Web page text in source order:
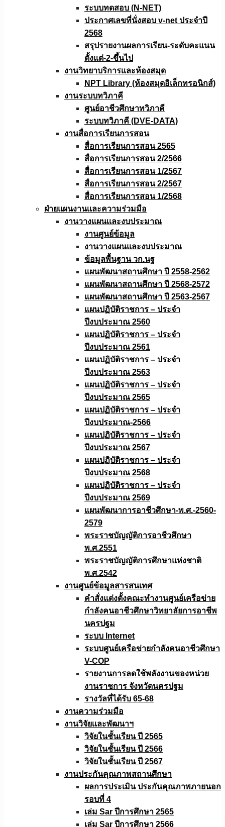
ระบบทดสอบ (N-NET)
ประกาศเลขที่นั่งสอบ v-net ประจำปี
2568
สรุปรายงานผลการเรียน-ระดับคะแนน
ตั้งแต่-2-ขึ้นไป
งานวิทยาบริการเเละห้องสมุด
NPT Library (ห้องสมุดอิเล็กทรอนิกส์)
งานระบบทวิภาคี
ศูนย์อาชีวศึกษาทวิภาคี
ระบบทวิภาคี (DVE-DATA)
งานสื่อการเรียนการสอน
สื่อการเรียนการสอน 2565
สื่อการเรียนการสอน 2/2566
สื่อการเรียนการสอน 1/2567
สื่อการเรียนการสอน 2/2567
สื่อการเรียนการสอน 1/2568
ฝ่ายแผนงานเเละความร่วมมือ
งานวางแผนเเละงบประมาณ
งานศูนย์ข้อมูล
งานวางแผนและงบประมาณ
ข้อมูลพื้นฐาน วก.นฐ
แผนพัฒนาสถานศึกษา ปี 2558-2562
แผนพัฒนาสถานศึกษา ปี 2568-2572
แผนพัฒนาสถานศึกษา ปี 2563-2567
แผนปฏิบัติราชการ – ประจำ
ปีงบประมาณ 2560
แผนปฏิบัติราชการ – ประจำ
ปีงบประมาณ 2561
แผนปฏิบัติราชการ – ประจำ
ปีงบประมาณ 2563
แผนปฏิบัติราชการ – ประจำ
ปีงบประมาณ 2565
แผนปฏิบัติราชการ – ประจำ
ปีงบประมาณ-2566
แผนปฏิบัติราชการ – ประจำ
ปีงบประมาณ 2567
แผนปฏิบัติราชการ – ประจำ
ปีงบประมาณ 2568
แผนปฏิบัติราชการ – ประจำ
ปีงบประมาณ 2569
แผนพัฒนาการอาชีวศึกษา-พ.ศ.-2560-
2579
พระราชบัญญัติการอาชีวศึกษา
พ.ศ.2551
พระราชบัญญัติการศึกษาแห่งชาติ
พ.ศ.2542
งานศูนย์ข้อมูลสารสนเทศ
คำสั่งแต่งตั้งคณะทำงานศูนย์เครือข่าย
กำลังคนอาชีวศึกษาวิทยาลัยการอาชีพ
นครปฐม
ระบบ Internet
ระบบศูนย์เครือข่ายกำลังคนอาชีวศึกษา
V-COP
รายงานการลดใช้พลังงานของหน่วย
งานราชการ จังหวัดนครปฐม
รางวัลที่ได้รับ 65-68
งานความร่วมมือ
งานวิจัยเเละพัฒนาฯ
วิจัยในชั้นเรียน ปี 2565
วิจัยในชั้นเรียน ปี 2566
วิจัยในชั้นเรียน ปี 2567
งานประกันคุณภาพสถานศึกษา
ผลการประเมิน ประกันคุณภาพภายนอก
รอบที่ 4
เล่ม Sar ปีการศึกษา 2565
เล่ม Sar ปีการศึกษา 2566